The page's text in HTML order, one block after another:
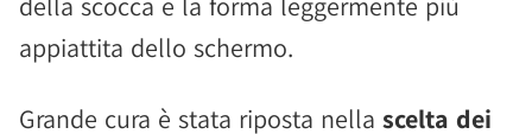
appiattita dello schermo.
Grande cura è stata riposta nella scelta dei